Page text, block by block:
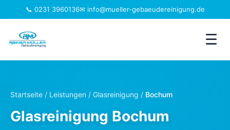
📞 0231 3960136✉ info@mueller-gebaeudereinigung.de
☰
Startseite / Leistungen / Glasreinigung / Bochum
Glasreinigung Bochum